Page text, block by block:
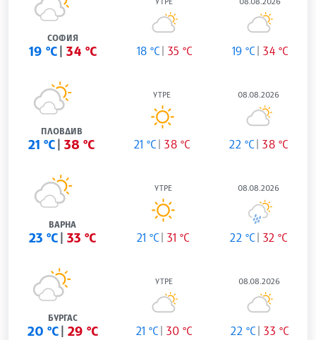
СОФИЯ
19 °C 34 °C 18 °C 35 °C 19 °C 34 °C
ПЛОВДИВ
21 °C 38 °C
УТРЕ
21 °C 38 °C
08.08.2026
22 °C 38 °C
ВАРНА
23 °C 33 °C
УТРЕ
21 °C 31 °C
08.08.2026
22 °C 32 °C
БУРГАС
20 °C 29 °C
УТРЕ
21 °C 30 °C
08.08.2026
22 °C 33 °C